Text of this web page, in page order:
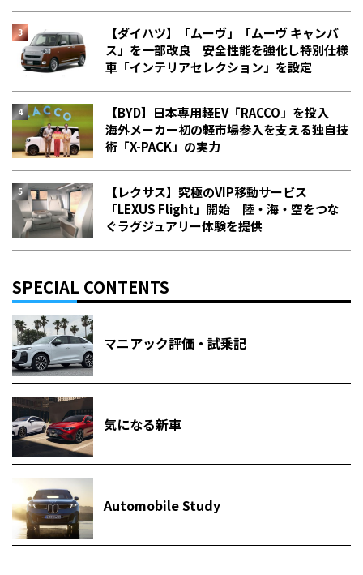
【ダイハツ】「ムーヴ」「ムーヴ キャンバ
ス」を一部改良 安全性能を強化し特別仕様
車「インテリアセレクション」を設定
【BYD】日本専用軽EV「RACCO」を投入
海外メーカー初の軽市場参入を支える独自技
術「X-PACK」の実力
【レクサス】究極のVIP移動サービス
「LEXUS Flight」開始 陸・海・空をつな
ぐラグジュアリー体験を提供
SPECIAL CONTENTS
マニアック評価・試乗記
気になる新車
Automobile Study